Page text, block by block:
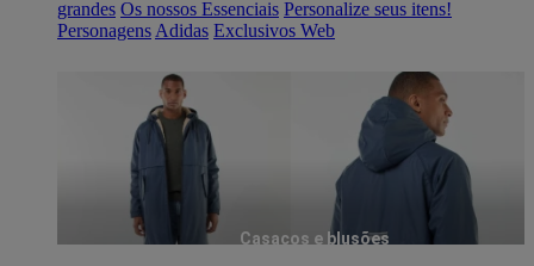
grandes Os nossos Essenciais Personalize seus itens!
Personagens Adidas Exclusivos Web
Casacos e blusões